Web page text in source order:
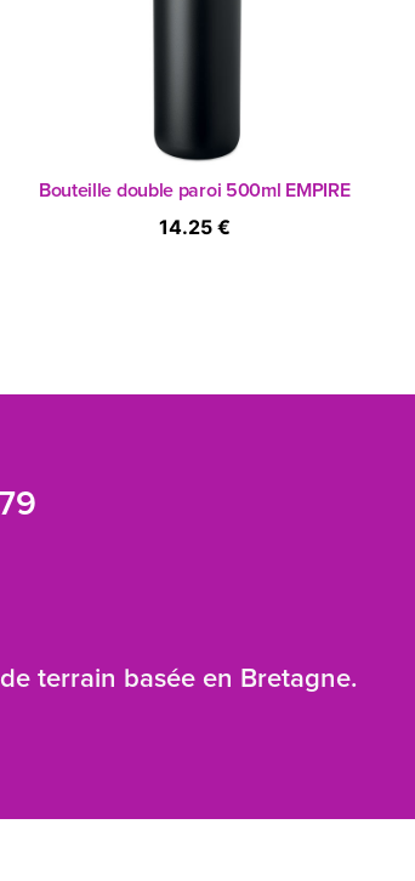
Bouteille double paroi 500ml EMPIRE
14.25 €
terrain basée en Bretagne.